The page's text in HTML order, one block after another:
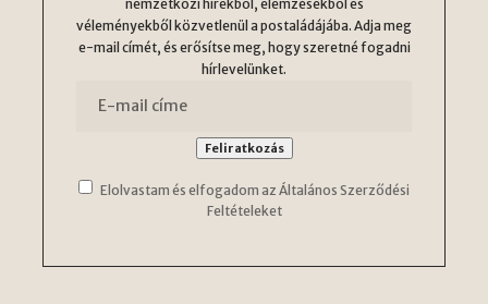
nemzetközi hírekből, elemzésekből és
véleményekből közvetlenül a postaládájába. Adja meg
e-mail címét, és erősítse meg, hogy szeretné fogadni
hírlevelünket.
Elolvastam és elfogadom az Általános Szerződési
Feltételeket